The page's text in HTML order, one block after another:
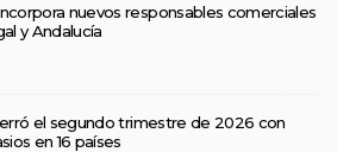
nuevos responsables comerciales
y Andalucía
el segundo trimestre de 2026 con
en 16 países